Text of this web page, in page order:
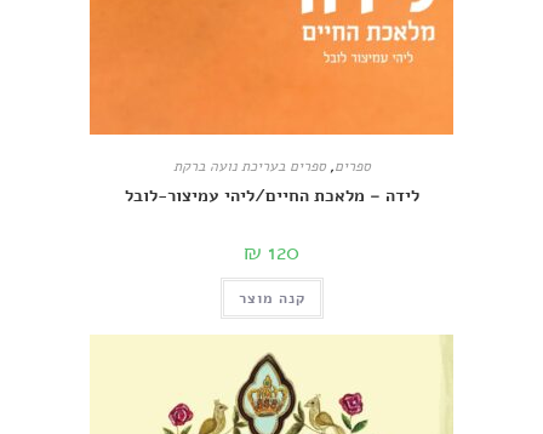
ספרים,ספרים בעריכת נועה ברקת
לידה – מלאכת החיים/ליהי עמיצור-לובל
₪ 120
קנה מוצר